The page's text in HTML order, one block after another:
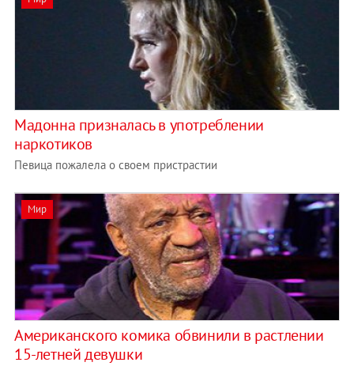
Мадонна призналась в употреблении
наркотиков
Певица пожалела о своем пристрастии
Мир
Американского комика обвинили в растлении
15-летней девушки